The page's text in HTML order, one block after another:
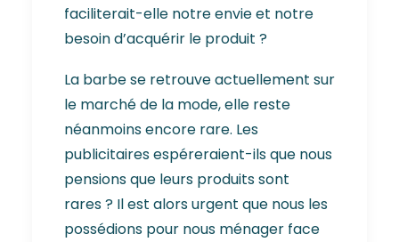
faciliterait-elle notre envie et notre
besoin d’acquérir le produit ?
La barbe se retrouve actuellement sur
le marché de la mode, elle reste
néanmoins encore rare. Les
publicitaires espéreraient-ils que nous
pensions que leurs produits sont
rares ? Il est alors urgent que nous les
possédions pour nous ménager face